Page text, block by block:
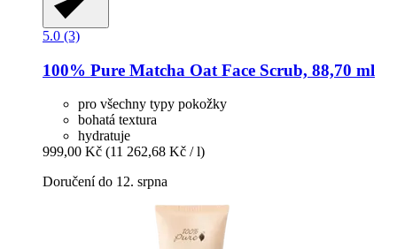
5.0 (3)
100% Pure Matcha Oat Face Scrub, 88,70 ml
pro všechny typy pokožky
bohatá textura
hydratuje
999,00 Kč (11 262,68 Kč / l)
Doručení do 12. srpna